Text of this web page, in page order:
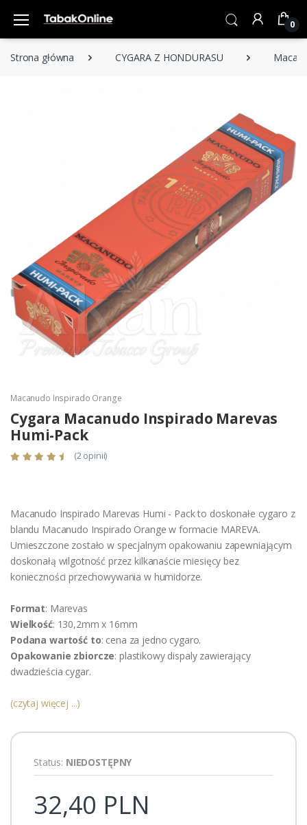
0
Strona główna CYGARA Z HONDURASU
Macanudo Inspirado Orange
Cygara Macanudo Inspirado Marevas
Humi-Pack
(2 opinii)
Macanudo Inspirado Marevas Humi - Pack to doskonałe cygaro z
blandu Macanudo Inspirado Orange w formacie MAREVA.
Umieszczone zostało w specjalnym opakowaniu zapewniającym
doskonałą wilgotność przez kilkanaście miesięcy bez
konieczności przechowywania w humidorze.
Format: Marevas
Wielkość: 130,2mm x 16mm
Podana wartość to: cena za jedno cygaro.
Opakowanie zbiorcze: plastikowy dispaly zawierający
dwadzieścia cygar.
(czytaj więcej ...)
Status: NIEDOSTĘPNY
32,40 PLN